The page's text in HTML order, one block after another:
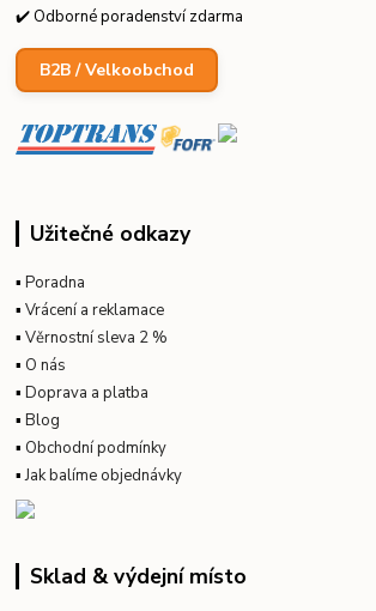
✔️ Odborné poradenství zdarma
B2B / Velkoobchod
Užitečné odkazy
▪Poradna
▪Vrácení a reklamace
▪Věrnostní sleva 2 %
▪ O nás
▪Doprava a platba
▪Blog
▪ Obchodní podmínky
▪Jak balíme objednávky
Sklad & výdejní místo